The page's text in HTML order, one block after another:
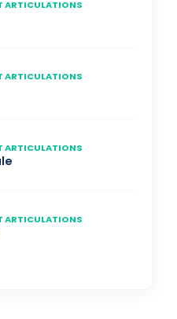
ARTICULATIONS
ARTICULATIONS
ARTICULATIONS
ARTICULATIONS